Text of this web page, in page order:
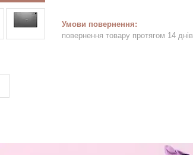
повернення товару протягом 14 днів